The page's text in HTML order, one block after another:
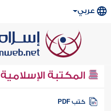
عربي
المكتبة الإسلامية